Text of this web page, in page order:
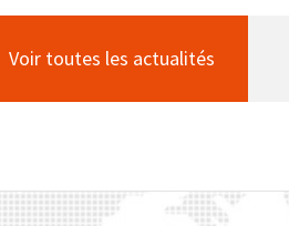
Voir toutes les actualités